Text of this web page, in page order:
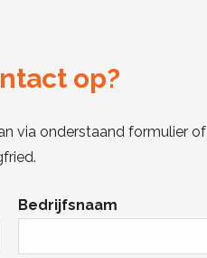
op?
via onderstaand formulier of
Bedrijfsnaam